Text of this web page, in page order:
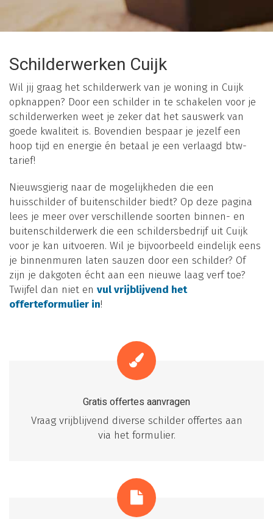
Schilderwerken Cuijk
Wil jij graag het schilderwerk van je woning in Cuijk
opknappen? Door een schilder in te schakelen voor je
schilderwerken weet je zeker dat het sauswerk van
goede kwaliteit is. Bovendien bespaar je jezelf een
hoop tijd en energie én betaal je een verlaagd btw-
tarief!
Nieuwsgierig naar de mogelijkheden die een
huisschilder of buitenschilder biedt? Op deze pagina
lees je meer over verschillende soorten binnen- en
buitenschilderwerk die een schildersbedrijf uit Cuijk
voor je kan uitvoeren. Wil je bijvoorbeeld eindelijk eens
je binnenmuren laten sauzen door een schilder? Of
zijn je dakgoten écht aan een nieuwe laag verf toe?
Twijfel dan niet en vul vrijblijvend het
offerteformulier in!
Gratis offertes aanvragen
Vraag vrijblijvend diverse schilder offertes aan
via het formulier.